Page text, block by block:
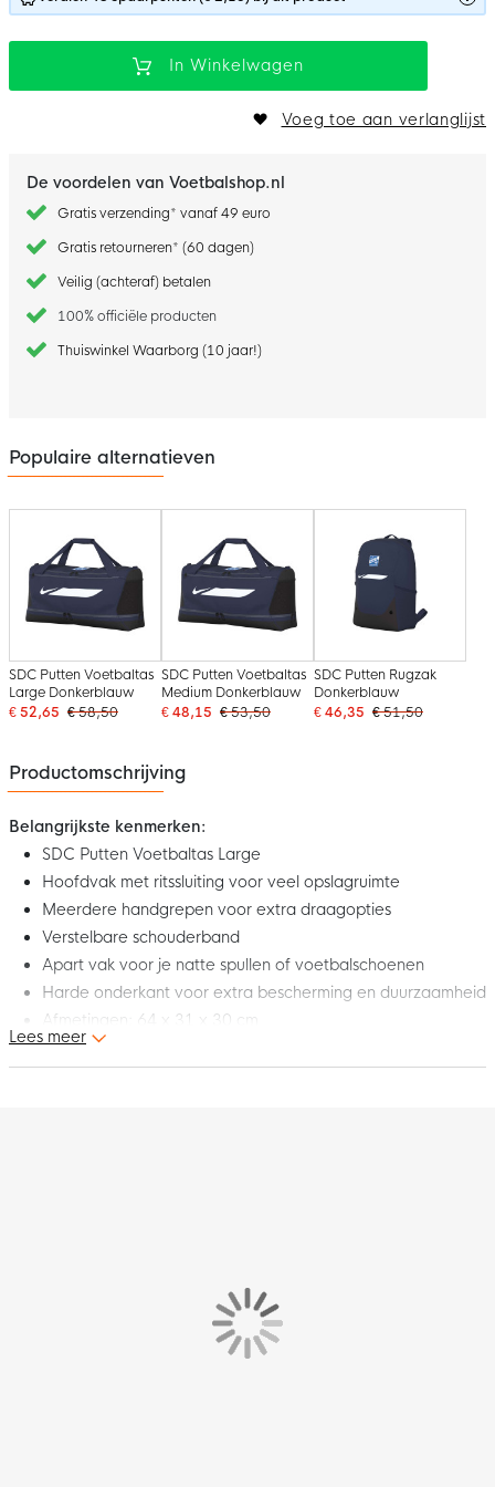
In Winkelwagen
Voeg toe aan verlanglijst
De voordelen van Voetbalshop.nl
Gratis verzending* vanaf 49 euro
Gratis retourneren* (60 dagen)
Veilig (achteraf) betalen
100% officiële producten
Thuiswinkel Waarborg (10 jaar!)
Populaire alternatieven
SDC Putten Voetbaltas
Large Donkerblauw
€ 52,65 € 58,50
SDC Putten Voetbaltas
Medium Donkerblauw
€ 48,15 € 53,50
SDC Putten Rugzak
Donkerblauw
€ 46,35 € 51,50
Productomschrijving
Belangrijkste kenmerken:
SDC Putten Voetbaltas Large
Hoofdvak met ritssluiting voor veel opslagruimte
Meerdere handgrepen voor extra draagopties
Verstelbare schouderband
Apart vak voor je natte spullen of voetbalschoenen
Harde onderkant voor extra bescherming en duurzaamheid
Afmetingen: 64 x 31 x 30 cm
Inhoud: 59 liter
tas een verstelbare schouderband. De afmetingen van de tas
zijn 64 x 31 x 30 cm en de inhoud is 59 liter.
Lees meer